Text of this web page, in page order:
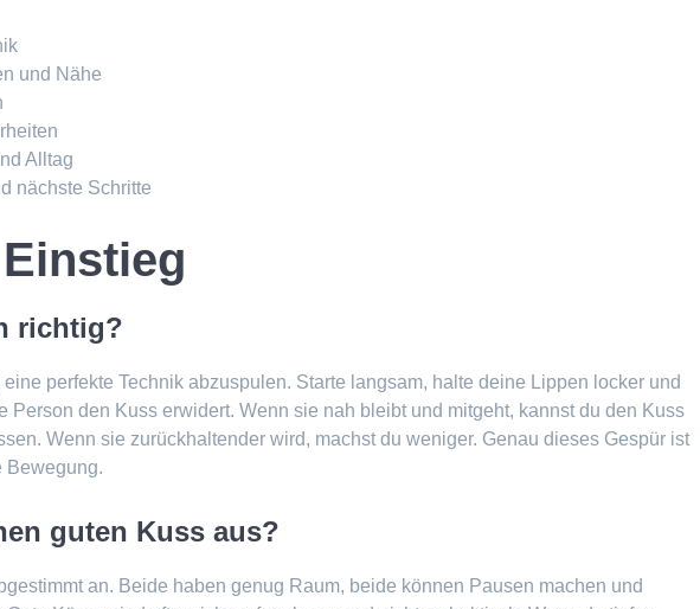
und Nähe
Alltag
nächste Schritte
richtig?
perfekte Technik abzuspulen. Starte langsam, halte deine Lippen locker und
Person den Kuss erwidert. Wenn sie nah bleibt und mitgeht, kannst du den Kuss
Wenn sie zurückhaltender wird, machst du weniger. Genau dieses Gespür ist
Bewegung.
guten Kuss aus?
an. Beide haben genug Raum, beide können Pausen machen und